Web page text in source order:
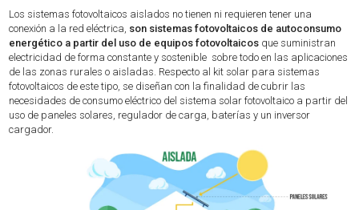
Los sistemas fotovoltaicos aislados no tienen ni requieren tener una
conexión a la red eléctrica, son sistemas fotovoltaicos de autoconsumo
energético a partir del uso de equipos fotovoltaicos que suministran
electricidad de forma constante y sostenible sobre todo en las aplicaciones
de las zonas rurales o aisladas. Respecto al kit solar para sistemas
fotovoltaicos de este tipo, se diseñan con la finalidad de cubrir las
necesidades de consumo eléctrico del sistema solar fotovoltaico a partir del
uso de paneles solares, regulador de carga, baterías y un inversor
cargador.